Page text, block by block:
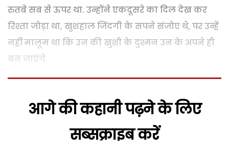
रुतबे सब से ऊपर था. उन्होंने एकदूसरे का दिल देख कर
रिश्ता जोड़ा था, खुशहाल जिंदगी के सपने संजोए थे, पर उन्हें
नहीं मालूम था कि उन की खुशी के दुश्मन उन के अपने ही
बन जाएंगे.
आगे की कहानी पढ़ने के लिए
सब्सक्राइब करें